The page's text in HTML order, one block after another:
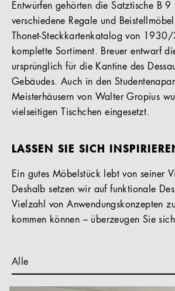
Entwürfen gehörten die Satztische B 9
verschiedene Regale und
Thonet-Steckkartenkatalog von
komplette Sortiment. Breuer entwarf
ursprünglich für die Kantine des
Gebäudes. Auch in den
Meisterhäusern von Walter Gropius
vielseitigen Tischchen eingesetzt.
LASSEN SIE SICH
Ein gutes Möbelstück lebt von seiner
Deshalb setzen wir auf funktionale
Vielzahl von Anwendungskonzepten
kommen können – überzeugen Sie
Alle